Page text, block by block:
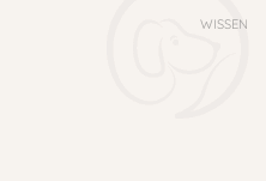
WISSEN